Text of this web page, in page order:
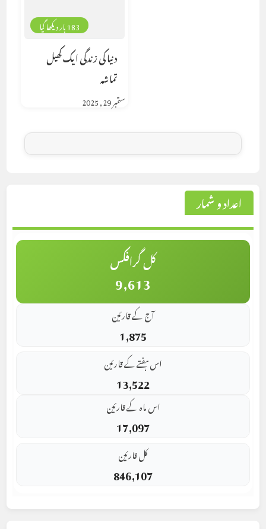
183 بار دیکھا گیا
دنیا کی زندگی ایک کھیل
تماشہ
ستمبر 29, 2025
اعداد و شمار
کل گرافکس
9,613
آج کے قارئین
1,875
اس ہفتے کے قارئین
13,522
اس ماہ کے قارئین
17,097
کل قارئین
846,107